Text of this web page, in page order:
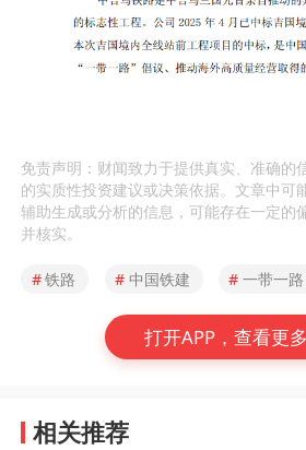
免责声明：财闻致力于提供真实、准确的
的实质性投资建议或决策依据。文章中可
辅助生成或分析的信息，可能存在一定的
并核实。
#铁路 # 中国铁建 # 一带一路
打开APP，查看更
相关推荐